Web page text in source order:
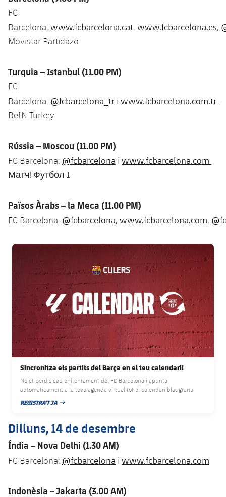
FC
Barcelona: www.fcbarcelona.cat, www.fcbarcelona.es,
Movistar Partidazo
Turquia – Istanbul (11.00 PM)
FC
Barcelona: @fcbarcelona_tr i www.fcbarcelona.com.tr
BeIN Turkey
Rússia – Moscou (11.00 PM)
FC Barcelona: @fcbarcelona i www.fcbarcelona.com
Матч! Футбол 1
Països Àrabs – la Meca (11.00 PM)
FC Barcelona: @fcbarcelona, www.fcbarcelona.com,
FC Barcelona club badge
Sincronitza els partits del Barça en el teu calendari!
No et perdis cap enfrontament del FC Barcelona i apunta
automàticament a la teva agenda virtual tot el calendari blaugrana
REGISTRA'T JA
DATA DE PUBLICACIÓ
Dilluns, 14 de desembre
Índia – Nova Delhi (1.30 AM)
FC Barcelona: @fcbarcelona i www.fcbarcelona.com
Indonèsia – Jakarta (3.00 AM)